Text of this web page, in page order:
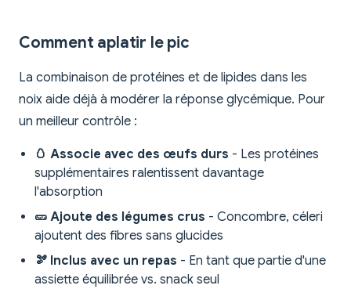
Comment aplatir le pic
La combinaison de protéines et de lipides dans les
noix aide déjà à modérer la réponse glycémique. Pour
un meilleur contrôle :
🥚 Associe avec des œufs durs - Les protéines
supplémentaires ralentissent davantage
l'absorption
🥒 Ajoute des légumes crus - Concombre, céleri
ajoutent des fibres sans glucides
🫘 Inclus avec un repas - En tant que partie d'une
assiette équilibrée vs. snack seul